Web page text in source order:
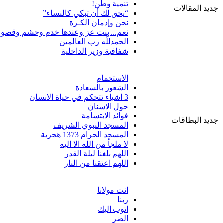
جديد المقالات
تنمية وطن!
“يحق لك أن تبكي كالنساء”
نحن وإدمان الكـرة
نعم... بنت عز وعندها خدم وحشم
الحمدللّه رب العالمين
شفافية وزير الداخلية
جديد البطاقات
الاستحمام
الشعور بالسعادة
3 اشياء تتحكم في حياة الانسان
حول الاسنان
فوائد الابتسامة
المسجد النبوي الشريف
المسجد الحرام 1373 هجرية
لا ملجأ من الله الا اليه
اللهم بلغنا ليلة القدر
اللهم اعتقنا من النار
انت مولانا
ربنا
اتوب اليك
الضر